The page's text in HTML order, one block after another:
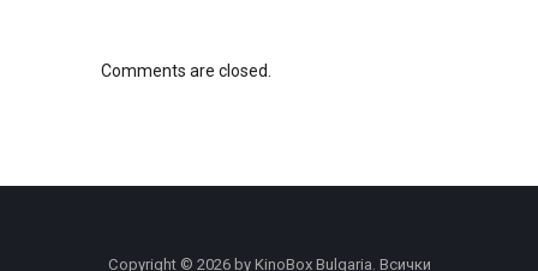
Comments are closed.
Copyright © 2026 by KinoBox Bulgaria. Всички